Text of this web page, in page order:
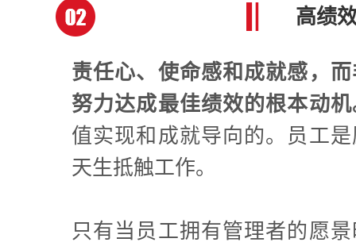
高绩
责任心、使命感和成就感，
努力达成最佳绩效的根本动
值实现和成就导向的。员工
天生抵触工作。
只有当员工拥有管理者的愿